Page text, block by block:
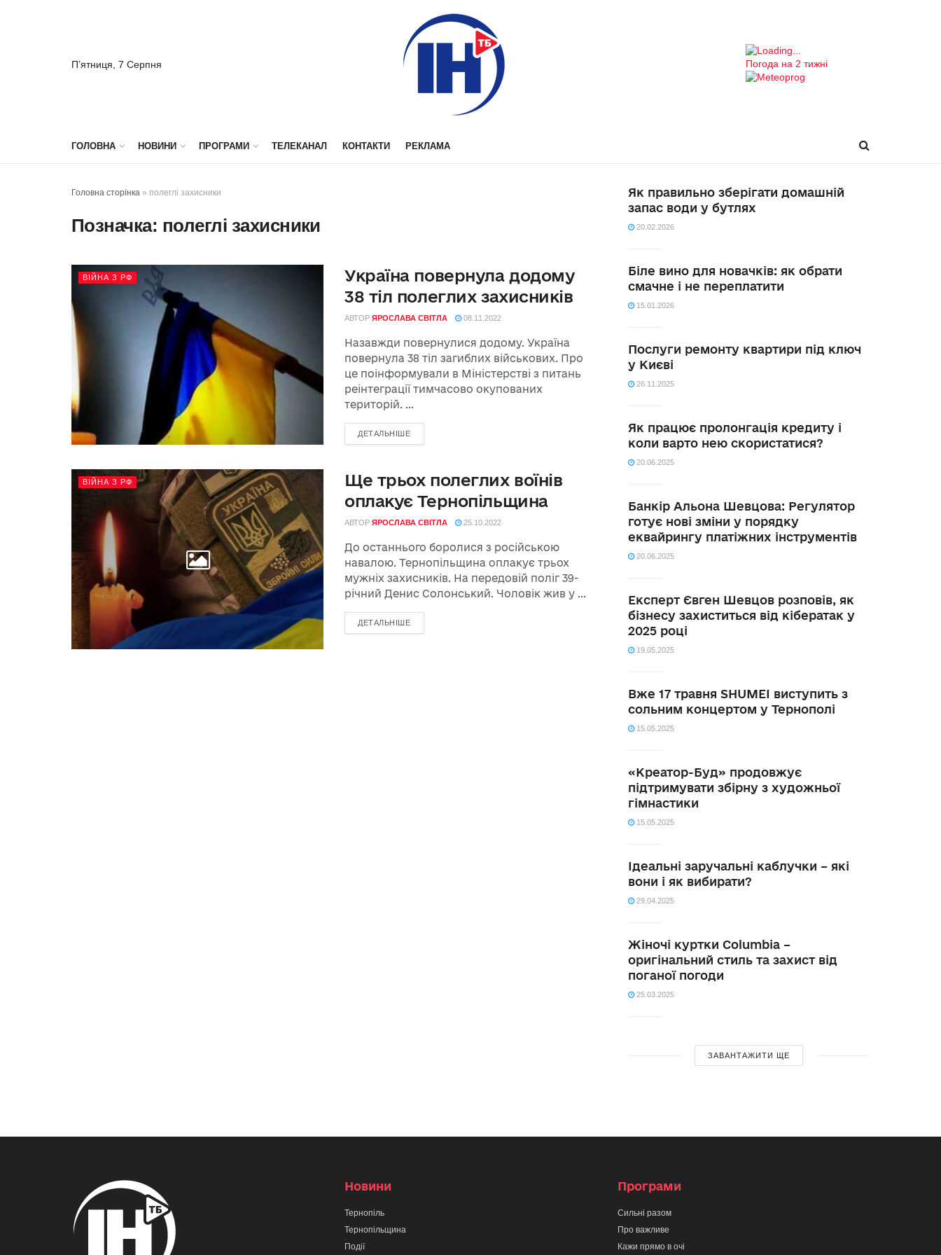
П’ятниця, 7 Серпня Погода на 2 тижні
ГОЛОВНА НОВИНИ ПРОГРАМИ ТЕЛЕКАНАЛ КОНТАКТИ РЕКЛАМА
Головна сторінка » полеглі захисники
Позначка: полеглі захисники
ВІЙНА З РФ
Україна повернула додому
38 тіл полеглих захисників
АВТОР ЯРОСЛАВА СВІТЛА 08.11.2022
Назавжди повернулися додому. Україна
повернула 38 тіл загиблих військових. Про
це поінформували в Міністерстві з питань
реінтеграції тимчасово окупованих
територій. ...
ДЕТАЛЬНІШЕ
ВІЙНА З РФ
Ще трьох полеглих воїнів
оплакує Тернопільщина
АВТОР ЯРОСЛАВА СВІТЛА 25.10.2022
До останнього боролися з російською
навалою. Тернопільщина оплакує трьох
мужніх захисників. На передовій поліг 39-
річний Денис Солонський. Чоловік жив у ...
ДЕТАЛЬНІШЕ
Як правильно зберігати домашній
запас води у бутлях
20.02.2026
Біле вино для новачків: як обрати
смачне і не переплатити
15.01.2026
Послуги ремонту квартири під ключ
у Києві
26.11.2025
Як працює пролонгація кредиту і
коли варто нею скористатися?
20.06.2025
Банкір Альона Шевцова: Регулятор
готує нові зміни у порядку
еквайрингу платіжних інструментів
20.06.2025
Експерт Євген Шевцов розповів, як
бізнесу захиститься від кібератак у
2025 році
19.05.2025
Вже 17 травня SHUMEI виступить з
сольним концертом у Тернополі
15.05.2025
«Креатор-Буд» продовжує
підтримувати збірну з художньої
гімнастики
15.05.2025
Ідеальні заручальні каблучки – які
вони і як вибирати?
29.04.2025
Жіночі куртки Columbia –
оригінальний стиль та захист від
поганої погоди
25.03.2025
ЗАВАНТАЖИТИ ЩЕ
Новини
Тернопіль
Тернопільщина
Події
Програми
Сильні разом
Про важливе
Кажи прямо в очі